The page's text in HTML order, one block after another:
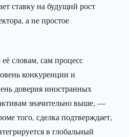
ставку на будущий рост
а не простое
словам, сам процесс
конкуренции и
доверия иностранных
значительно выше, —
того, сделка подтверждает,
в глобальный